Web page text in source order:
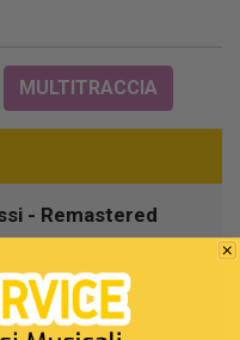
MULTITRACCIA
- Remastered